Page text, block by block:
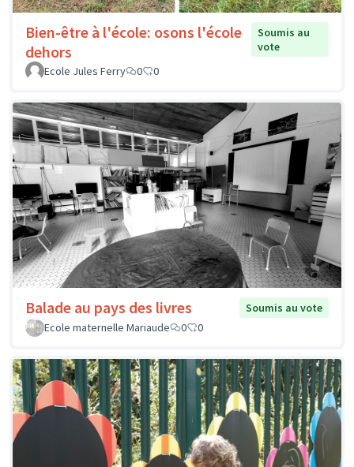
Bien-être à l'école: osons l'école
dehors
Soumis au
vote
Ecole Jules Ferry
0 0
Balade au pays des livres
Soumis au vote
Ecole maternelle Mariaude
0 0